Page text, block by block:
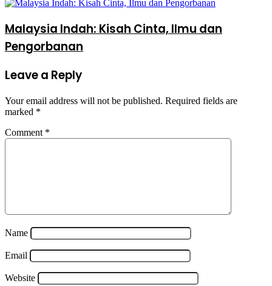
Malaysia Indah: Kisah Cinta, Ilmu dan
Pengorbanan
Leave a Reply
Your email address will not be published. Required fields are
marked *
Comment *
Name
Email
Website